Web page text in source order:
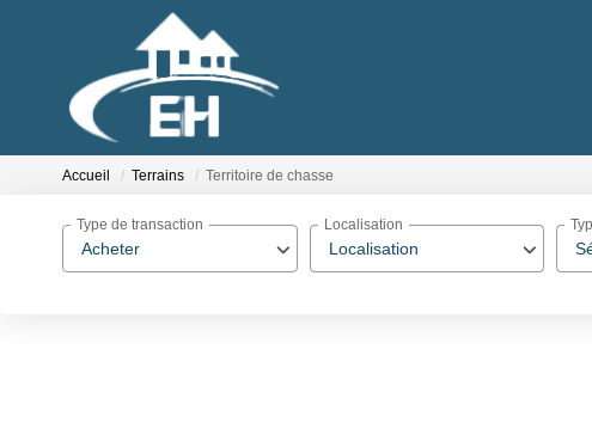
Accueil Terrains Territoire de chasse
Acheter
Type de transaction
Localisation
Localisation